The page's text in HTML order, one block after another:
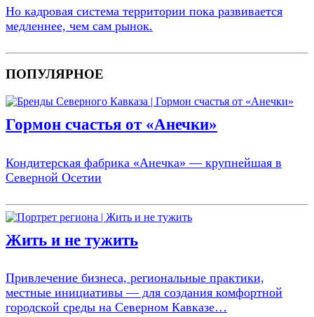
Но кадровая система территории пока развивается
медленнее, чем сам рынок.
ПОПУЛЯРНОЕ
Гормон счастья от «Анечки»
Кондитерская фабрика «Анечка» — крупнейшая в
Северной Осетии
Жить и не тужить
Привлечение бизнеса, региональные практики,
местные инициативы — для создания комфортной
городской среды на Северном Кавказе…